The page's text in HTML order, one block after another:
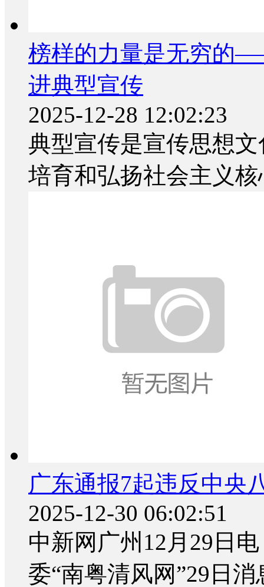
榜样的力量是无穷的
进典型宣传
2025-12-28 12:02:23
典型宣传是宣传思想
培育和弘扬社会主义
广东通报7起违反中央
2025-12-30 06:02:51
中新网广州12月29日
委“南粤清风网”29日